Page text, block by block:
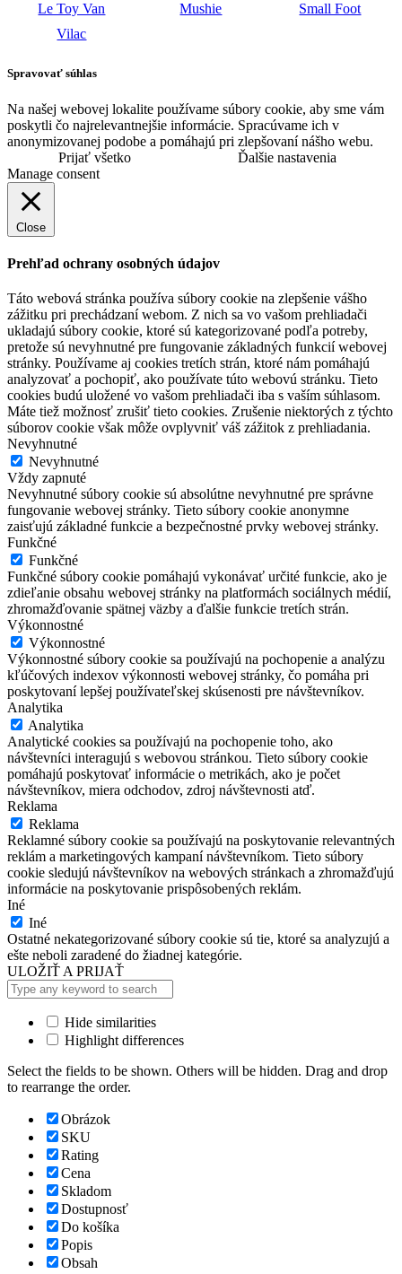
Le Toy Van
Mushie
Small Foot
Vilac
Spravovať súhlas
Na našej webovej lokalite používame súbory cookie, aby sme vám
poskytli čo najrelevantnejšie informácie. Spracúvame ich v
anonymizovanej podobe a pomáhajú pri zlepšovaní nášho webu.
Prijať všetko
Ďalšie nastavenia
Manage consent
Close
Prehľad ochrany osobných údajov
Táto webová stránka používa súbory cookie na zlepšenie vášho
zážitku pri prechádzaní webom. Z nich sa vo vašom prehliadači
ukladajú súbory cookie, ktoré sú kategorizované podľa potreby,
pretože sú nevyhnutné pre fungovanie základných funkcií webovej
stránky. Používame aj cookies tretích strán, ktoré nám pomáhajú
analyzovať a pochopiť, ako používate túto webovú stránku. Tieto
cookies budú uložené vo vašom prehliadači iba s vaším súhlasom.
Máte tiež možnosť zrušiť tieto cookies. Zrušenie niektorých z týchto
súborov cookie však môže ovplyvniť váš zážitok z prehliadania.
Nevyhnutné
Nevyhnutné
Vždy zapnuté
Nevyhnutné súbory cookie sú absolútne nevyhnutné pre správne
fungovanie webovej stránky. Tieto súbory cookie anonymne
zaisťujú základné funkcie a bezpečnostné prvky webovej stránky.
Funkčné
Funkčné
Funkčné súbory cookie pomáhajú vykonávať určité funkcie, ako je
zdieľanie obsahu webovej stránky na platformách sociálnych médií,
zhromažďovanie spätnej väzby a ďalšie funkcie tretích strán.
Výkonnostné
Výkonnostné
Výkonnostné súbory cookie sa používajú na pochopenie a analýzu
kľúčových indexov výkonnosti webovej stránky, čo pomáha pri
poskytovaní lepšej používateľskej skúsenosti pre návštevníkov.
Analytika
Analytika
Analytické cookies sa používajú na pochopenie toho, ako
návštevníci interagujú s webovou stránkou. Tieto súbory cookie
pomáhajú poskytovať informácie o metrikách, ako je počet
návštevníkov, miera odchodov, zdroj návštevnosti atď.
Reklama
Reklama
Reklamné súbory cookie sa používajú na poskytovanie relevantných
reklám a marketingových kampaní návštevníkom. Tieto súbory
cookie sledujú návštevníkov na webových stránkach a zhromažďujú
informácie na poskytovanie prispôsobených reklám.
Iné
Iné
Ostatné nekategorizované súbory cookie sú tie, ktoré sa analyzujú a
ešte neboli zaradené do žiadnej kategórie.
ULOŽIŤ A PRIJAŤ
Hide similarities
Highlight differences
Select the fields to be shown. Others will be hidden. Drag and drop
to rearrange the order.
Obrázok
SKU
Rating
Cena
Skladom
Dostupnosť
Do košíka
Popis
Obsah